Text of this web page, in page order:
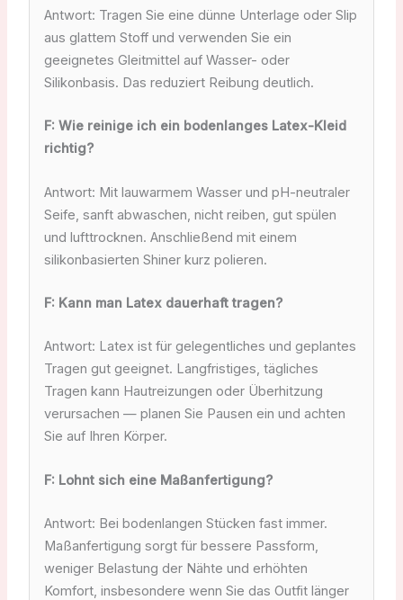
Antwort: Tragen Sie eine dünne Unterlage oder Slip
aus glattem Stoff und verwenden Sie ein
geeignetes Gleitmittel auf Wasser- oder
Silikonbasis. Das reduziert Reibung deutlich.
F: Wie reinige ich ein bodenlanges Latex-Kleid
richtig?
Antwort: Mit lauwarmem Wasser und pH-neutraler
Seife, sanft abwaschen, nicht reiben, gut spülen
und lufttrocknen. Anschließend mit einem
silikonbasierten Shiner kurz polieren.
F: Kann man Latex dauerhaft tragen?
Antwort: Latex ist für gelegentliches und geplantes
Tragen gut geeignet. Langfristiges, tägliches
Tragen kann Hautreizungen oder Überhitzung
verursachen — planen Sie Pausen ein und achten
Sie auf Ihren Körper.
F: Lohnt sich eine Maßanfertigung?
Antwort: Bei bodenlangen Stücken fast immer.
Maßanfertigung sorgt für bessere Passform,
weniger Belastung der Nähte und erhöhten
Komfort, insbesondere wenn Sie das Outfit länger